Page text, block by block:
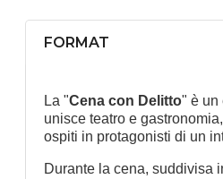
FORMAT
La "Cena con Delitto" è un
unisce teatro e
ospiti in protagonisti di un
Durante la cena, suddivisa